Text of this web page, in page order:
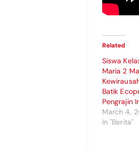
Related
Siswa
Maria 2
Batik
Pengrajin
March 4,
In "Berita"